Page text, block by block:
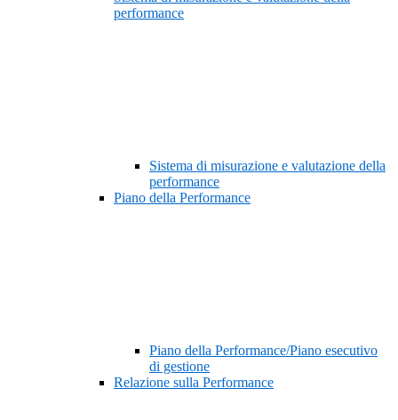
performance
Sistema di misurazione e valutazione della
performance
Piano della Performance
Piano della Performance/Piano esecutivo
di gestione
Relazione sulla Performance